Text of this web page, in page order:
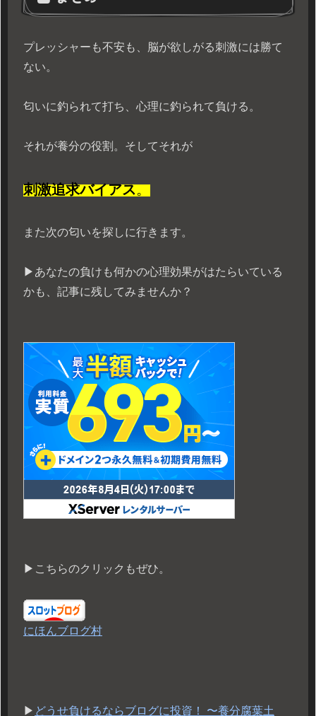
プレッシャーも不安も、脳が欲しがる刺激には勝て
ない。
匂いに釣られて打ち、心理に釣られて負ける。
それが養分の役割。そしてそれが
刺激追求バイアス。
また次の匂いを探しに行きます。
▶あなたの負けも何かの心理効果がはたらいている
かも、記事に残してみませんか？
▶︎こちらのクリックもぜひ。
にほんブログ村
▶︎ どうせ負けるならブログに投資！ 〜養分腐葉土